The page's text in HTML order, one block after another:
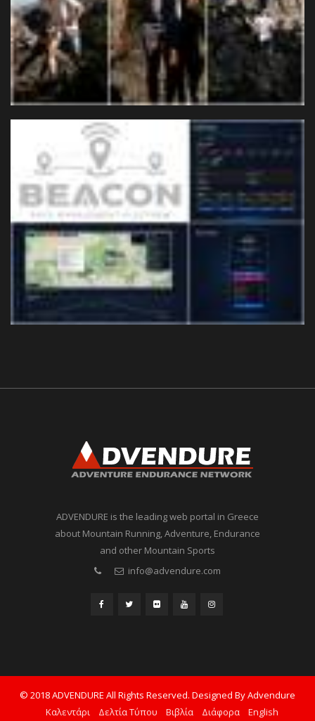
ADVENDURE is the leading web portal in Greece
about Mountain Running, Adventure, Endurance
and other Mountain Sports
info@advendure.com
© 2018 ADVENDURE All Rights Reserved. Designed By Advendure
Καλεντάρι
Δελτία Τύπου Βιβλία Διάφορα English